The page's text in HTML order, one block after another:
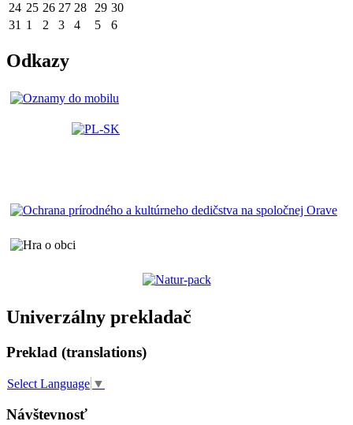
24 25 26 27 28 29 30
31 1 2 3 4 5 6
Odkazy
Univerzálny prekladač
Preklad (translations)
Select Language ▼
Návštevnosť